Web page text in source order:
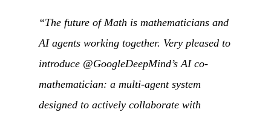
“The future of Math is mathematicians and
AI agents working together. Very pleased to
introduce @GoogleDeepMind’s AI co-
mathematician: a multi-agent system
designed to actively collaborate with